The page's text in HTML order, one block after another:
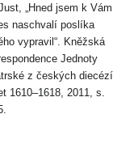
„Hned jsem k Vám
naschvalí poslíka
vypravil“. Kněžská
Jednoty
z českých diecézí
1610‒1618, 2011, s.